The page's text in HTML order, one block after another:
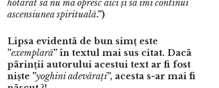
hotãrât sã nu mã opresc aiciși sã îmi continui
ascensiunea spiritualã.”)
Lipsa evidentã de bun simț este
”exemplarã” în textul mai sus citat. Dacã
pãrinții autorului acestui text ar fi fost
niște ”yoghini adevãrați”, acesta s-ar mai fi